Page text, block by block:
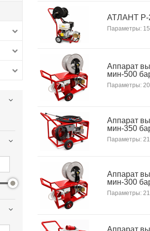
АТЛАНТ P-
Параметры:
Аппарат
мин-500
Параметры:
Аппарат
мин-350
Параметры:
Аппарат
мин-300
Параметры:
Аппарат